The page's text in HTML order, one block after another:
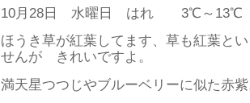
10月28日 水曜日 はれ 3℃～13℃
ほうき草が紅葉してます、草も紅葉と
せんが きれいですよ。
満天星つつじやブルーベリーに似た赤